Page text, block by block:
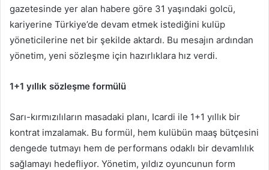
gazetesinde yer alan habere göre 31 yaşındaki golcü,
kariyerine Türkiye’de devam etmek istediğini kulüp
yöneticilerine net bir şekilde aktardı. Bu mesajın ardından
yönetim, yeni sözleşme için hazırlıklara hız verdi.
1+1 yıllık sözleşme formülü
Sarı-kırmızılıların masadaki planı, Icardi ile 1+1 yıllık bir
kontrat imzalamak. Bu formül, hem kulübün maaş bütçesini
dengede tutmayı hem de performans odaklı bir devamlılık
sağlamayı hedefliyor. Yönetim, yıldız oyuncunun form